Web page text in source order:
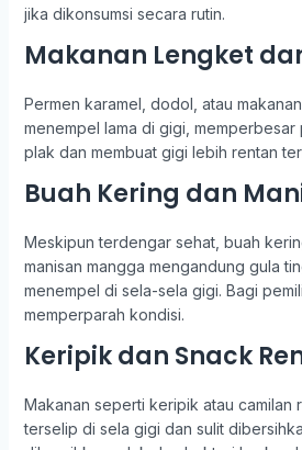
jika dikonsumsi secara rutin.
Makanan Lengket
Permen karamel, dodol, atau
menempel lama di gigi,
plak dan membuat gigi lebih rentan
Buah Kering dan
Meskipun terdengar sehat, buah
manisan mangga mengandung gula
menempel di sela-sela gigi. Bagi
memperparah kondisi.
Keripik dan Snack
Makanan seperti keripik atau camilan
terselip di sela gigi dan sulit